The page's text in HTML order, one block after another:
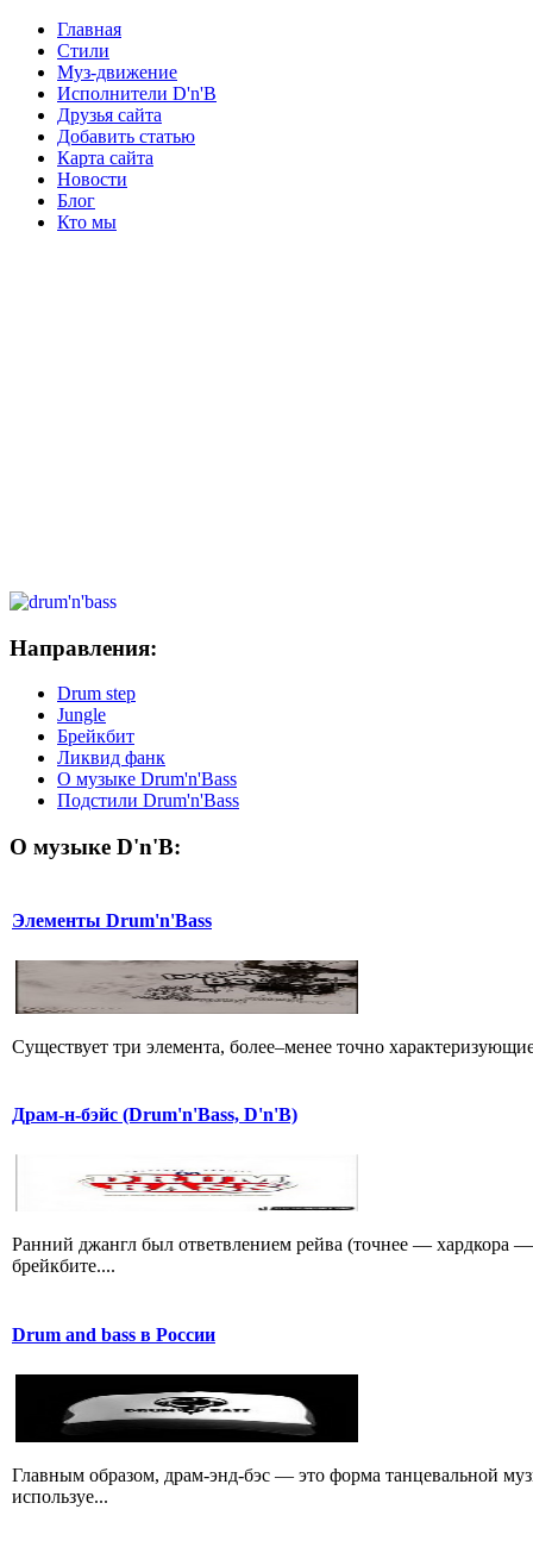
Главная
Стили
Муз-движение
Исполнители D'n'B
Друзья сайта
Добавить статью
Карта сайта
Новости
Блог
Кто мы
Направления:
Drum step
Jungle
Брейкбит
Ликвид фанк
О музыке Drum'n'Bass
Подстили Drum'n'Bass
О музыке D'n'B:
Элементы Drum'n'Bass
Существует три элемента, более–менее точно
Драм-н-бэйс (Drum'n'Bass, D'n'B)
Ранний джангл был ответвлением рейва (точнее — хардкора
брейкбите....
Drum and bass в России
Главным образом, драм-энд-бэс — это форма танцевальной
используе...